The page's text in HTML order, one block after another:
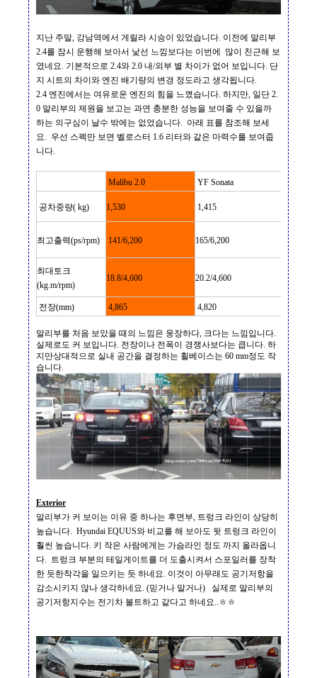
지난 주말, 강남역에서 게릴라 시승이 있었습니다. 이전에 말리부
2.4를 잠시 운행해 보아서 낯선 느낌보다는 이번에
많이 친근해 보
였네요. 기본적으로 2.4와 2.0 내/외부 별 차이가 없어 보입니다. 단
지 시트의 차이와 엔진 배기량의 변경 정도라고 생각됩니다.
2.4 엔진에서는 여유로운 엔진의 힘을 느꼈습니다. 하지만, 일단 2.
0 말리부의 제원을 보고는 과연 충분한 성능을 보여줄 수 있을까
하는 의구심이 날수 밖에는 없었습니다. 아래 표를 참조해 보세
요. 우선 스펙만 보면 벨로스터 1.6 리터와 같은 마력수를 보여줍
니다.
Malibu 2.0 YF Sonata K5
공차중량( kg) 1,530 1,415 1,415
최고출력(ps/rpm) 141/6,200 165/6,200 165/
최대토크
(kg.m/rpm)
18.8/4,600 20.2/4,600 20.2/
전장(mm) 4,865 4,820 4,845
말리부를 처음 보았을 때의 느낌은 웅장하다, 크다는 느낌입니다.
실제로도 커 보입니다. 전장이나 전폭이 경쟁사보다는 큽니다. 하
지만상대적으로 실내 공간을 결정하는 휠베이스는 60 mm정도 작
습니다.
Exterior
말리부가 커 보이는 이유 중 하나는 후면부, 트렁크 라인이 상당히
높습니다. Hyundai EQUUS와 비교를 해 보아도 뒷 트렁크 라인이
훨씬 높습니다. 키 작은 사람에게는 가슴라인 정도 까지 올라옵니
다. 트렁크 부분의 테일게이트를 더 도출시켜서 스포일러를 장착
한 듯한착각을 일으키는 듯 하네요. 이것이 아무래도 공기저항을
감소시키지 않나 생각하네요. (믿거나 말거나) 실제로 말리부의
공기저항지수는 전기차 볼트하고 같다고 하네요.. ㅎㅎ